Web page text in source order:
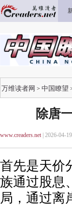
万维读者网 > 中国瞭望
除唐
www.creaders.net| 2026-04-
首先是天价
族通过股息
局，通过离